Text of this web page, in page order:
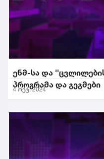
ენმ-სა და ''ცვლილებისთვის'' საარჩევნო
პროგრამა და გეგმები
4 ოქტ. 2024